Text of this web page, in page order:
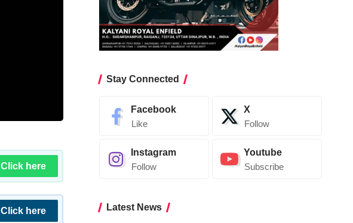
Click here
Click here
Stay Connected
Facebook
Like
X
Follow
Instagram
Follow
Youtube
Subscribe
Latest News